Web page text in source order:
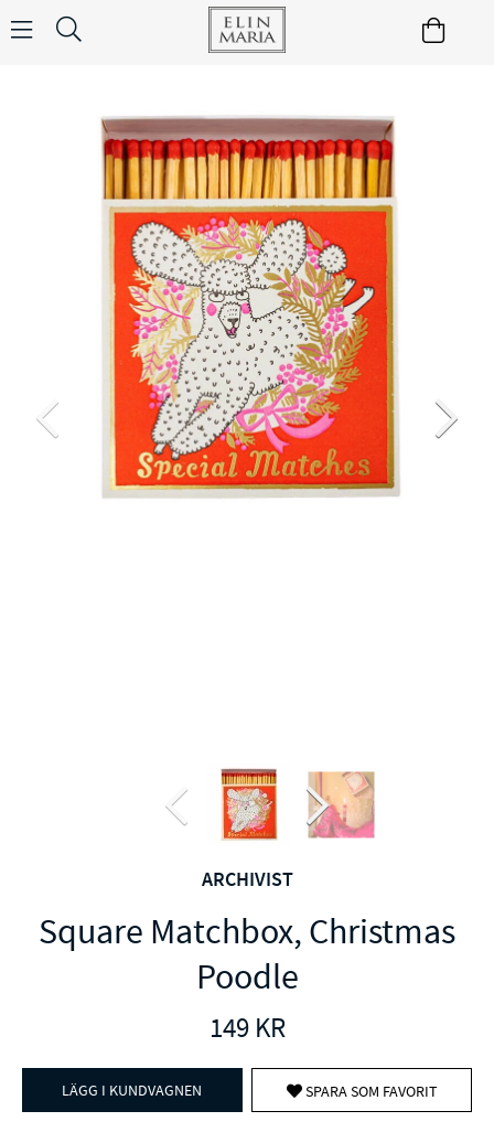
ARCHIVIST
Square Matchbox, Christmas
Poodle
149KR
LÄGG I KUNDVAGNEN SPARA SOM FAVORIT